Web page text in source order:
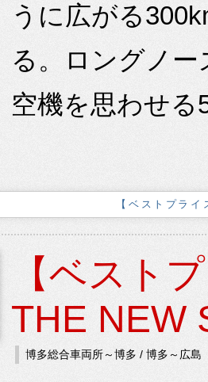
うに広がる
る。ロングノ
空機を思わせる
【ベストプラ
【ベスト
THE NEW
博多総合車両所～博多 / 博多～広島